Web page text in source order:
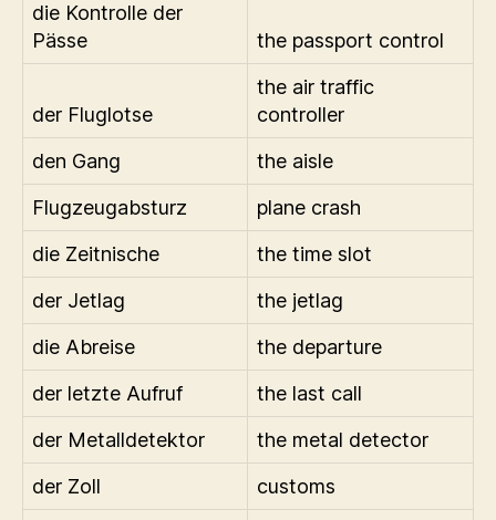
die Kontrolle der
Pässe
the passport control
der Fluglotse
the air traffic
controller
den Gang
the aisle
Flugzeugabsturz
plane crash
die Zeitnische
the time slot
der Jetlag
the jetlag
die Abreise
the departure
der letzte Aufruf
the last call
der Metalldetektor
the metal detector
der Zoll
customs